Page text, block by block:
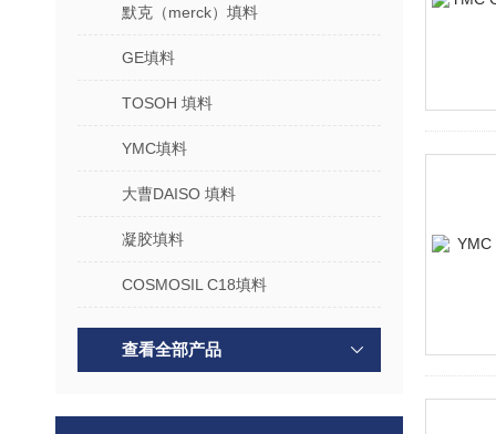
默克（merck）填料
GE填料
TOSOH 填料
YMC填料
大曹DAISO 填料
凝胶填料
COSMOSIL C18填料
查看全部产品